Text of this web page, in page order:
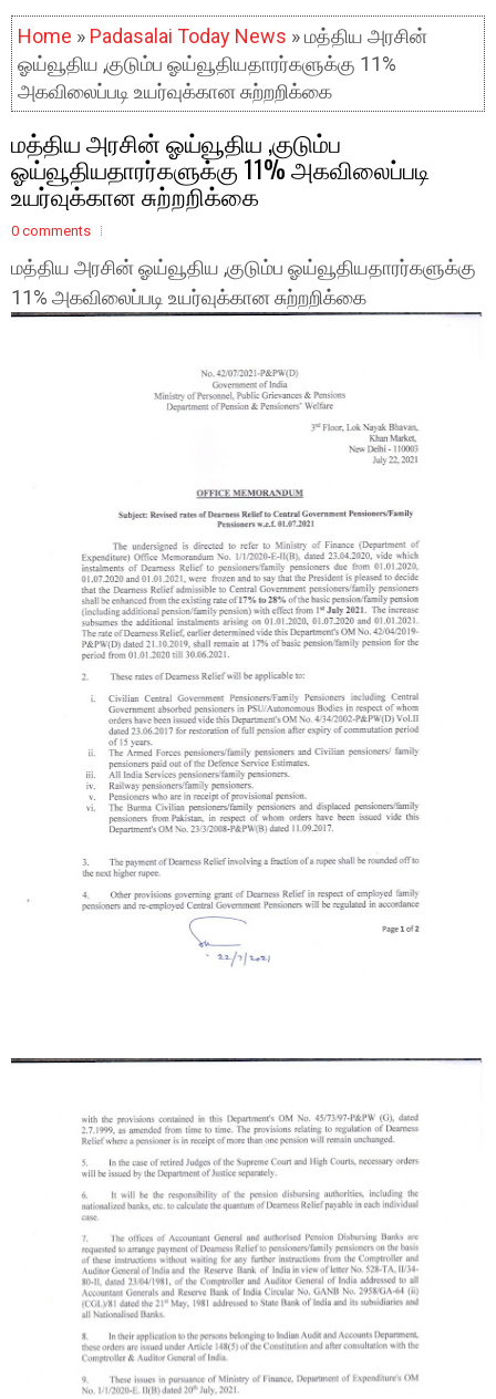
Home » Padasalai Today News » மத்திய அரசின்
ஓய்வூதிய ,குடும்ப ஓய்வூதியதாரர்களுக்கு 11%
அகவிலைப்படி உயர்வுக்கான சுற்றறிக்கை
மத்திய அரசின் ஓய்வூதிய ,குடும்ப
ஓய்வூதியதாரர்களுக்கு 11% அகவிலைப்படி
உயர்வுக்கான சுற்றறிக்கை
0 comments
மத்திய அரசின் ஓய்வூதிய ,குடும்ப ஓய்வூதியதாரர்களுக்கு
11% அகவிலைப்படி உயர்வுக்கான சுற்றறிக்கை